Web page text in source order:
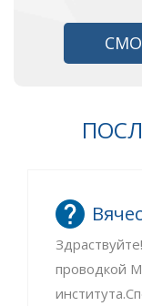
проводкой